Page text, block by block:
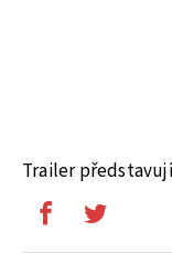
Trailer